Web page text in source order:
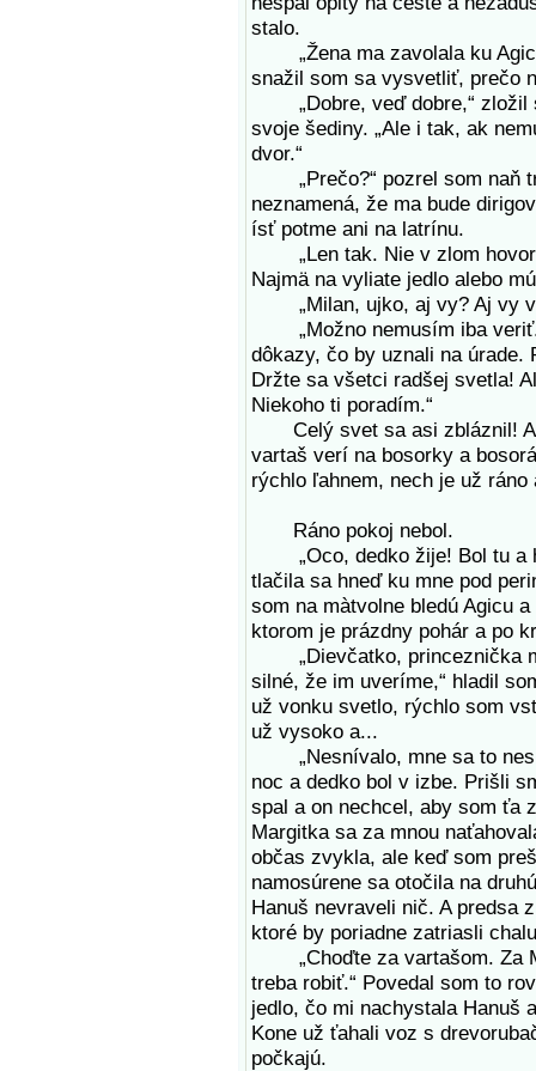
stalo.
„Žena ma zavolala ku
snažil som sa vysvetliť, prečo
„Dobre, veď dobre,“ zložil
svoje šediny. „Ale i tak, ak
dvor.“
„Prečo?“ pozrel som naň
neznamená, že ma bude
ísť potme ani na latrínu.
„Len tak. Nie v zlom
Najmä na vyliate jedlo alebo
„Milan, ujko, aj vy? Aj vy
„Možno nemusím iba veriť.
dôkazy, čo by uznali na úrade.
Držte sa všetci radšej svetla!
Niekoho ti poradím.“
Celý svet sa asi zbláznil! A
vartaš verí na bosorky a
rýchlo ľahnem, nech je už ráno
Ráno pokoj nebol.
„Oco, dedko žije! Bol tu a
tlačila sa hneď ku mne pod
som na màtvolne bledú Agicu
ktorom je prázdny pohár a po
„Dievčatko, princeznička
silné, že im uveríme,“ hladil
už vonku svetlo, rýchlo som
už vysoko a...
„Nesnívalo, mne sa to
noc a dedko bol v izbe. Prišli
spal a on nechcel, aby som ťa
Margitka sa za mnou
občas zvykla, ale keď som
namosúrene sa otočila na
Hanuš nevraveli nič. A predsa
ktoré by poriadne zatriasli
„Choďte za vartašom. Za
treba robiť.“ Povedal som to
jedlo, čo mi nachystala Hanuš
Kone už ťahali voz s
počkajú.